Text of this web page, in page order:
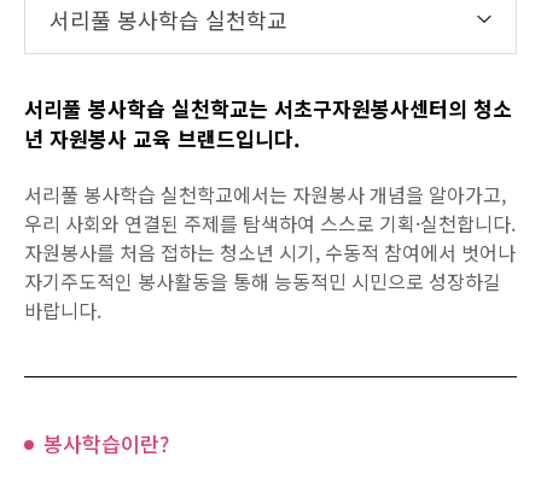
서리풀 봉사학습 실천학교
서리풀 봉사학습 실천학교는 서초구자원봉사센터의 청소
년 자원봉사 교육 브랜드입니다.
서리풀 봉사학습 실천학교에서는 자원봉사 개념을 알아가고,
우리 사회와 연결된 주제를 탐색하여 스스로 기획·실천합니다.
자원봉사를 처음 접하는 청소년 시기, 수동적 참여에서 벗어나
자기주도적인 봉사활동을 통해 능동적민 시민으로 성장하길
바랍니다.
봉사학습이란?